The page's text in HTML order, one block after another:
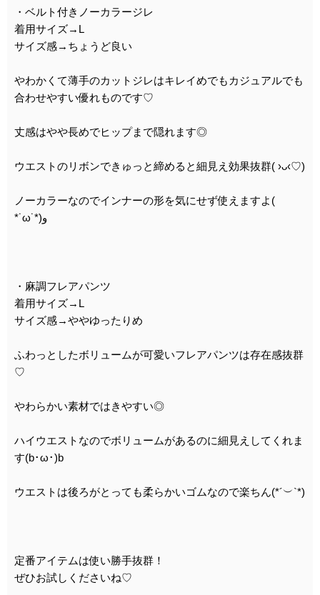
・ベルト付きノーカラージレ
着用サイズ→L
サイズ感→ちょうど良い
やわかくて薄手のカットジレはキレイめでもカジュアルでも
合わせやすい優れものです♡
丈感はやや長めでヒップまで隠れます◎
ウエストのリボンできゅっと締めると細見え効果抜群( ›ᴗ‹♡)
ノーカラーなのでインナーの形を気にせず使えますよ(
*˙ω˙*)و
・麻調フレアパンツ
着用サイズ→L
サイズ感→ややゆったりめ
ふわっとしたボリュームが可愛いフレアパンツは存在感抜群
♡
やわらかい素材ではきやすい◎
ハイウエストなのでボリュームがあるのに細見えしてくれま
す(b･ω･)b
ウエストは後ろがとっても柔らかいゴムなので楽ちん(*´︶`*)
定番アイテムは使い勝手抜群！
ぜひお試しくださいね♡